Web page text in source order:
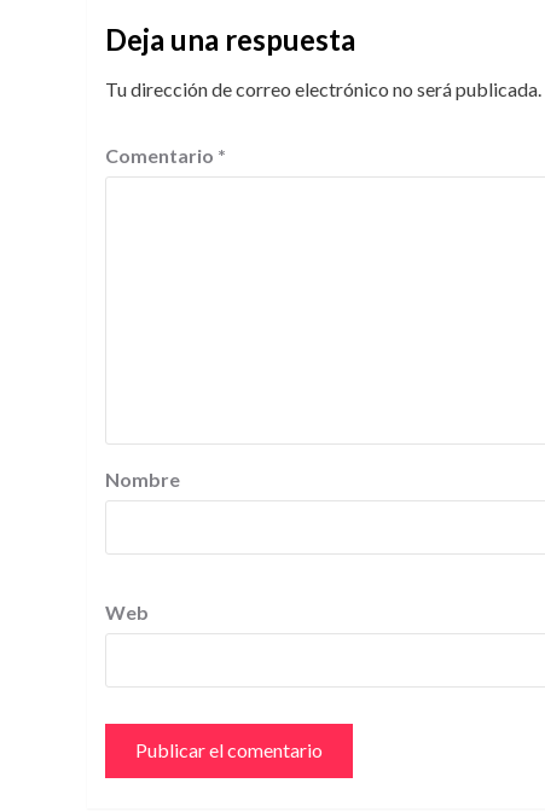
Deja una respuesta
Tu dirección de correo electrónico no será publicada.
Comentario *
Nombre
Web